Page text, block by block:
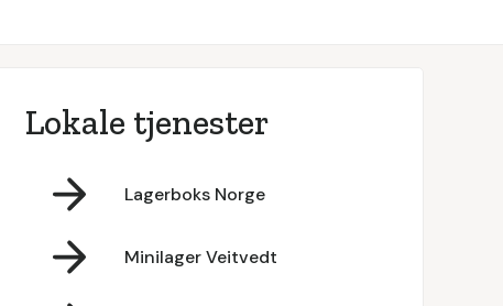
Lokale tjenester
Lagerboks Norge
Minilager Veitvedt